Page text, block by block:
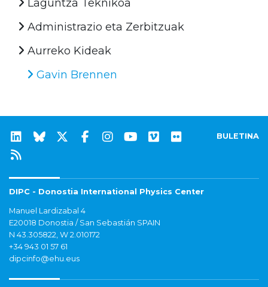
Laguntza Teknikoa
Administrazio eta Zerbitzuak
Aurreko Kideak
Gavin Brennen
BULETINA
DIPC - Donostia International Physics Center
Manuel Lardizabal 4
E20018 Donostia / San Sebastián SPAIN
N 43.305822, W 2.010172
+34 943 01 57 61
dipcinfo@ehu.eus